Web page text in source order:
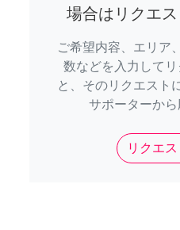
場合はリクエ
ご希望内容、エリア
数などを入力して
と、そのリクエスト
サポーターから
リクエ